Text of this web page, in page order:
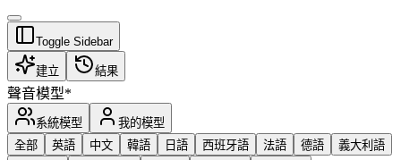
Toggle Sidebar
建立 結果
聲音模型*
系統模型
我的模型
全部
英語 中文 韓語 日語 西班牙語 法語 德語
義大利語